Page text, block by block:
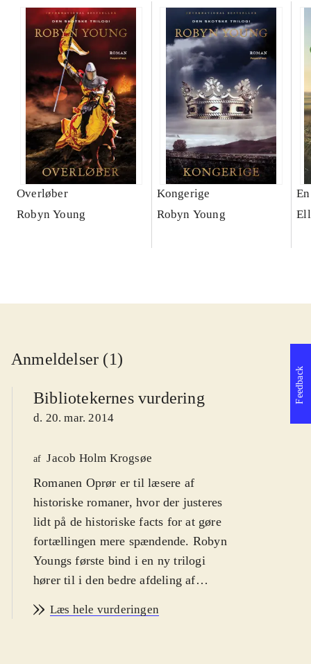
Overløber
Robyn Young
Kongerige
Robyn Young
Anmeldelser (1)
Bibliotekernes vurdering
d. 20. mar. 2014
af Jacob Holm Krogsøe
Romanen Oprør er til læsere af
historiske romaner, hvor der justeres
lidt på de historiske facts for at gøre
fortællingen mere spændende. Robyn
Youngs første bind i en ny trilogi
hører til i den bedre afdeling af
Handlingen udspiller sig i perioden
Læs hele vurderingen
Feedback